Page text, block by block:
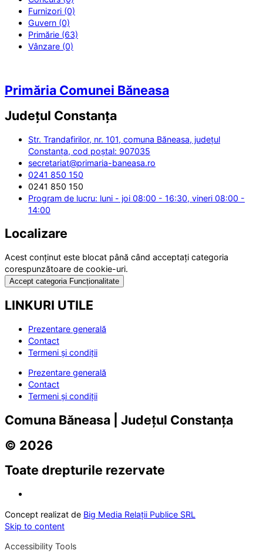
Furnizori (0)
Guvern (0)
Primărie (63)
Vânzare (0)
Primăria Comunei Băneasa
Județul Constanța
Str. Trandafirilor, nr. 101, comuna Băneasa, județul
Constanța, cod poștal: 907035
secretariat@primaria-baneasa.ro
0241 850 150
0241 850 150
Program de lucru: luni - joi 08:00 - 16:30, vineri 08:00 -
14:00
Localizare
Acest conținut este blocat până când acceptați categoria
corespunzătoare de cookie-uri.
Accept categoria Funcționalitate
LINKURI UTILE
Prezentare generală
Contact
Termeni și condiții
Prezentare generală
Contact
Termeni și condiții
Comuna Băneasa | Județul Constanța
© 2026
Toate drepturile rezervate
Concept realizat de Big Media Relații Publice SRL
Skip to content
Accessibility Tools